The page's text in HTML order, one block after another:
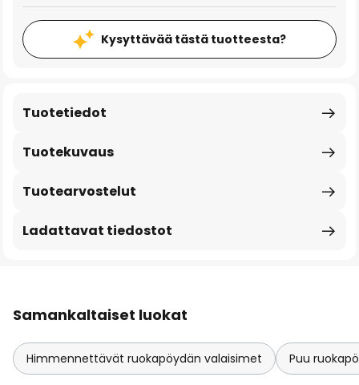
Kysyttävää tästä tuotteesta?
Tuotekuvaus
Tuotetiedot
Tuotearvostelut
Ladattavat tiedostot
Samankaltaiset luokat
Himmennettävät ruokapöydän valaisimet Puu